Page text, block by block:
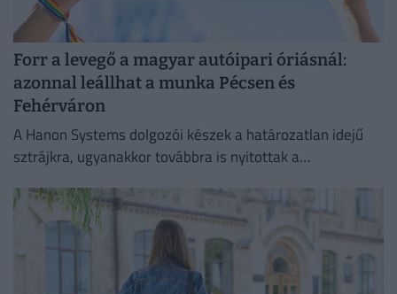
Forr a levegő a magyar autóipari óriásnál:
azonnal leállhat a munka Pécsen és
Fehérváron
A Hanon Systems dolgozói készek a határozatlan idejű
sztrájkra, ugyanakkor továbbra is nyitottak a